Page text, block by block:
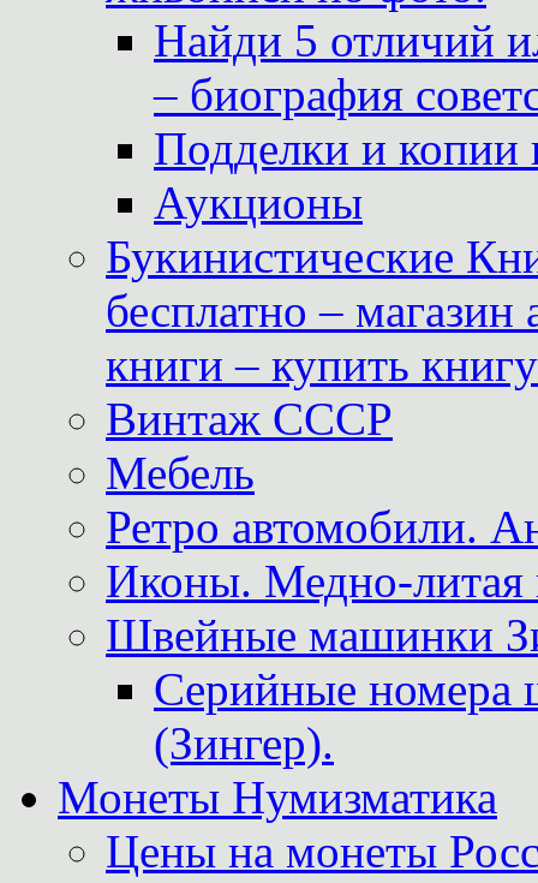
Найди 5 отличий
– биография
Подделки и копии
Аукционы
Букинистические
бесплатно –
книги – купить
Винтаж СССР
Мебель
Ретро автомобили.
Иконы. Медно-литая
Швейные машинки
Серийные
(Зингер).
Монеты Нумизматика
Цены на монеты